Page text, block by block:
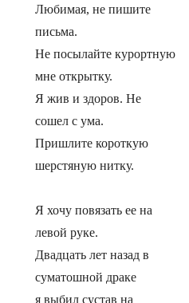
Любимая, не пишите
письма.
Не посылайте курортную
мне открытку.
Я жив и здоров. Не
сошел с ума.
Пришлите короткую
шерстяную нитку.
Я хочу повязать ее на
левой руке.
Двадцать лет назад в
суматошной драке
я выбил сустав на